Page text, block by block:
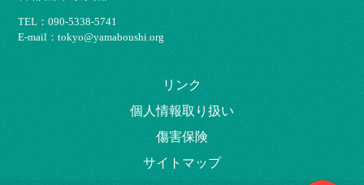
TEL：090-5338-5741
E-mail：tokyo@yamaboushi.org
リンク
個⼈情報取り扱い
傷害保険
サイトマップ